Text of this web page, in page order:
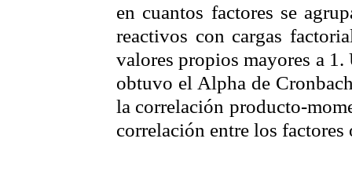
en cuantos factores se
reactivos con cargas
valores propios mayores a
obtuvo el Alpha de
la correlación producto-
correlación entre los